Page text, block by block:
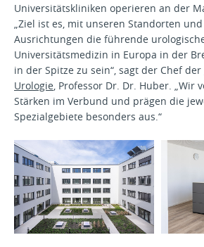
Universitätskliniken operieren an der
„Ziel ist es, mit unseren Standorten
Ausrichtungen die führende
Universitätsmedizin in Europa in der
in der Spitze zu sein“, sagt der Chef der
Urologie , Professor Dr. Dr. Huber. „Wir
Stärken im Verbund und prägen die
Spezialgebiete besonders aus.“